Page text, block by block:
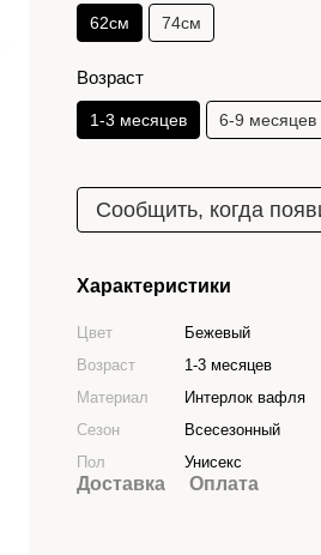
62см 74см
Возраст
1-3 месяцев 6-9 месяцев
Сообщить, когда
Характеристики
Цвет
Бежевый
Возраст
1-3 месяцев
Материал
Интерлок вафля
Сезон
Всесезонный
Пол
Унисекс
Доставка Оплата